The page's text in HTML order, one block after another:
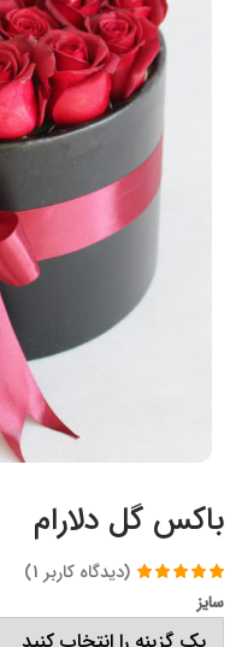
باکس گل دلارام
امتیاز
مشتری
(دیدگاه کاربر 1
)
سایز